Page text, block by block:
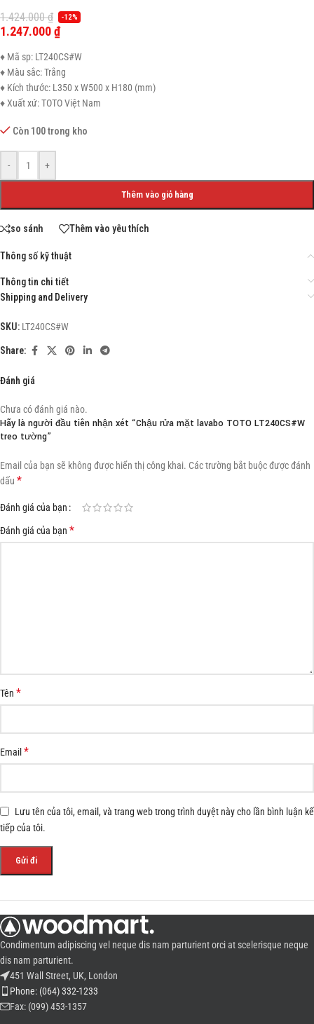
1.424.000₫ -12%
1.247.000₫
♦ Mã sp: LT240CS#W
♦ Màu sắc: Trắng
♦ Kích thước: L350 x W500 x H180 (mm)
♦ Xuất xứ: TOTO Việt Nam
Còn 100 trong kho
- +
Thêm vào giỏ hàng
so sánh Thêm vào yêu thích
Thông số kỹ thuật
Thông tin chi tiết
Shipping and Delivery
SKU: LT240CS#W
Share:
Đánh giá
Chưa có đánh giá nào.
Hãy là người đầu tiên nhận xét “Chậu rửa mặt lavabo TOTO LT240CS#W
treo tường”
Email của bạn sẽ không được hiển thị công khai. Các trường bắt buộc được đánh
dấu *
Đánh giá của bạn
Đánh giá của bạn *
Tên *
Email*
Lưu tên của tôi, email, và trang web trong trình duyệt này cho lần bình luận kế
tiếp của tôi.
Condimentum adipiscing vel neque dis nam parturient orci at scelerisque neque
dis nam parturient.
451 Wall Street, UK, London
Phone: (064) 332-1233
Fax: (099) 453-1357